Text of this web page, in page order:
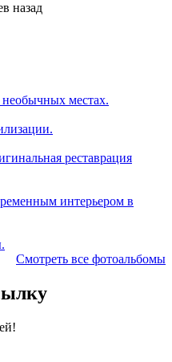
назад
местах.
реставрация
интерьером в
Смотреть все фотоальбомы